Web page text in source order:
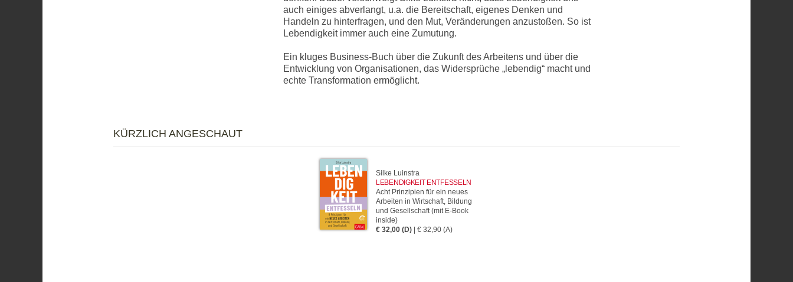
auch einiges abverlangt, u.a. die Bereitschaft, eigenes Denken und
Handeln zu hinterfragen, und den Mut, Veränderungen anzustoßen. So ist
Lebendigkeit immer auch eine Zumutung.
Ein kluges Business-Buch über die Zukunft des Arbeitens und über die
Entwicklung von Organisationen, das Widersprüche „lebendig“ macht und
echte Transformation ermöglicht.
KÜRZLICH ANGESCHAUT
Silke Luinstra
LEBENDIGKEIT ENTFESSELN
Acht Prinzipien für ein neues
Arbeiten in Wirtschaft, Bildung
und Gesellschaft (mit E-Book
inside)
€ 32,00 (D) | € 32,90 (A)